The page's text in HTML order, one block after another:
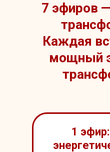
7 эфиров
Каждая
мощный
1